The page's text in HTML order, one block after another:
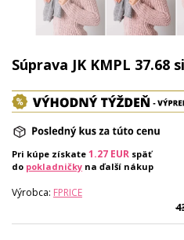
Súprava JK KMPL 37.68
Pri kúpe získate 1.27 EUR späť
do pokladničky na ďalší nákup
Výrobca: FPRICE